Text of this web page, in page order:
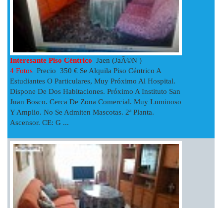
Interesante Piso Céntrico Jaen (JaÃ©n )
4 Fotos Precio 350 € Se Alquila Piso Céntrico A
Estudiantes O Particulares, Muy Próximo Al Hospital.
Dispone De Dos Habitaciones. Próximo A Instituto San
Juan Bosco. Cerca De Zona Comercial. Muy Luminoso
Y Amplio. No Se Admiten Mascotas. 2ª Planta.
Ascensor. CE: G ...